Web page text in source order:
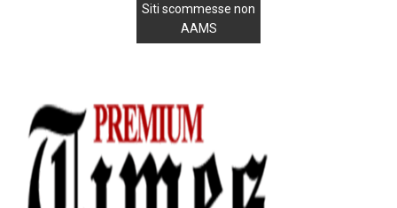
Siti scommesse non
AAMS